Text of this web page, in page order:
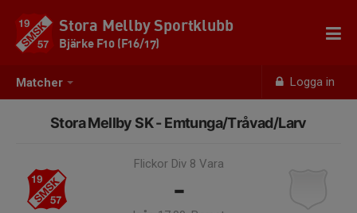
Matcher Logga in
Stora Mellby Sportklubb
Bjärke F10 (F16/17)
Stora Mellby SK - Emtunga/Tråvad/Larv
Flickor Div 8 Vara
-